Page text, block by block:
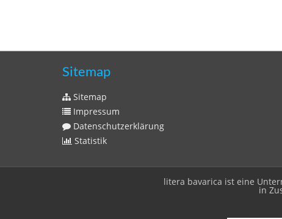
Sitemap
Sitemap
Impressum
Datenschutzerklärung
Statistik
litera bavarica ist eine
in